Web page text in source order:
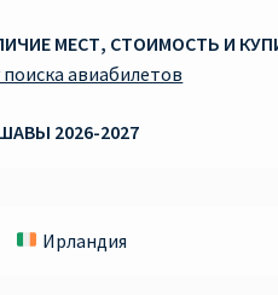
– кнфтфшкюсщь
12
МЕСТ, СТОИМОСТЬ И
авиабилетов
2026-2027
Ирландия